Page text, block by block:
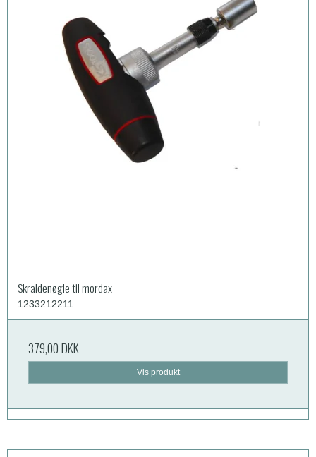
Skraldenøgle til mordax
1233212211
379,00 DKK
Vis produkt